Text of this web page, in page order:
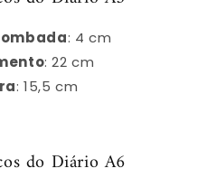
: 4 cm
: 22 cm
: 15,5 cm
do Diário A6